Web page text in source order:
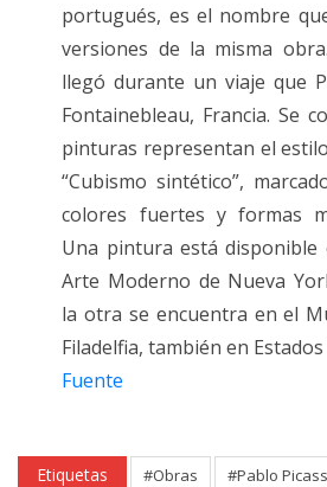
portugués, es el nombre
versiones de la misma
llegó durante un viaje que
Fontainebleau, Francia. Se
pinturas representan el
“Cubismo sintético”,
colores fuertes y formas
Una pintura está disponible
Arte Moderno de Nueva
la otra se encuentra en el
Filadelfia, también en
Fuente
Etiquetas #Obras #Pablo